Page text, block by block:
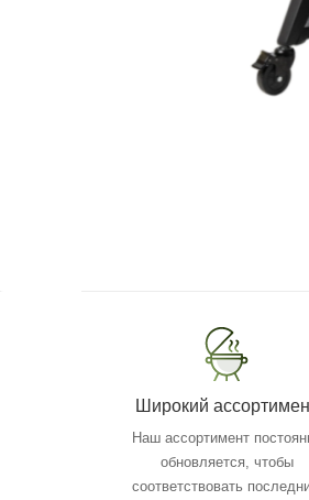
Широкий
Наш ассортимент
обновляется, чтобы
соответствовать